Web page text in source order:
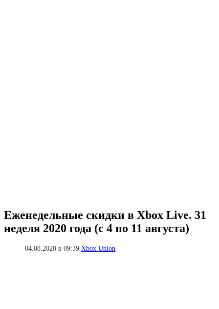
Еженедельные скидки в Xbox Live. 31
неделя 2020 года (с 4 по 11 августа)
04.08.2020 в 09:39Xbox Union